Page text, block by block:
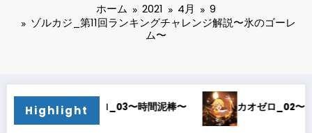
ホーム 2021 4月
9
ゾルカジ_第11回ランキングチャレンジ解説〜氷のゴーレ
ム〜
Highlight
オゼロ_02〜オルレア考察〜 カオゼロ_01〜どストライク